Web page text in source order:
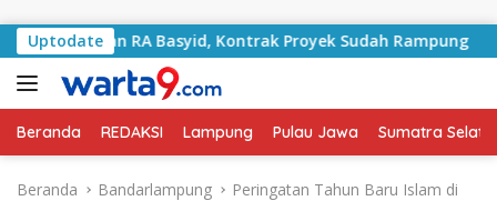
Uptodate
RA Basyid, Kontrak Proyek Sudah Rampung
Beranda REDAKSI Lampung Pulau Jawa Sumatra
Beranda Bandarlampung
Peringatan Tahun Baru Islam di